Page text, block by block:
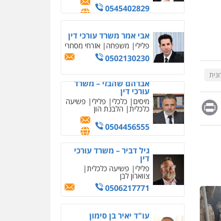
Message
Print
אברהם שהבזי – משרד
מיסים כלכלי פלילי פשיעה
כלכלית הלבנת הון
גיל דביר – משרד עורכי
דין
פלילי פשיעה כלכלית
צווארון לבן
0506217771
עו"ד יאיר בן סימון
פלילי תעבורה אזרחי
נזיקין ביטוח
0505719060
חנא בולוס – משרד עורכי
מחיקת כתבות מגוגל
ודחיקת אזכורים שליליים
שירותים מקצועיים לעורכי
0522508109
אחסון אתרים
מהירות הגנה גיבוי
תמיכה שירותים מקצועיים
לעורכי דין
מרכז התחלה חדשה
אסירים עבירות מין
שירותים מקצועיים לעורכי
דין
0544500346
מאיה בלום, עו"ס,
טיפול ושיקום
טיפול בהתמכרויות
שירותים מקצועיים לעורכי